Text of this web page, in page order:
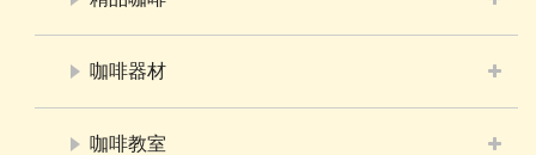
咖啡器材
咖啡教室